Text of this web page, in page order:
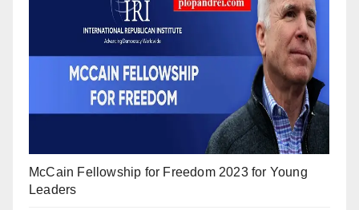
McCain Fellowship for Freedom 2023 for Young
Leaders